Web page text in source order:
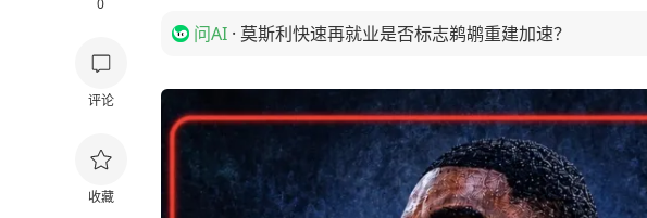
0
评论
收藏
问AI · 莫斯利快速再就业是否标志鹈鹕重建加速？